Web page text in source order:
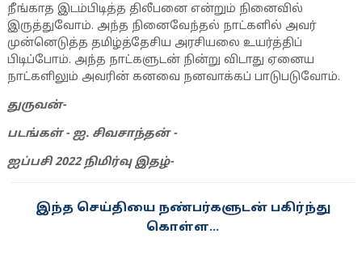
நீங்காத இடம்பிடித்த திலீபனை என்றும் நினைவில்
இருத்துவோம். அந்த நினைவேந்தல் நாட்களில் அவர்
முன்னெடுத்த தமிழ்த்தேசிய அரசியலை உயர்த்திப்
பிடிப்போம். அந்த நாட்களுடன் நின்று விடாது ஏனைய
நாட்களிலும் அவரின் கனவை நனவாக்கப் பாடுபடுவோம்.
துருவன்-
படங்கள் - ஐ. சிவசாந்தன் -
ஐப்பசி 2022 நிமிர்வு இதழ்-
இந்த செய்தியை நண்பர்களுடன் பகிர்ந்து
கொள்ள...